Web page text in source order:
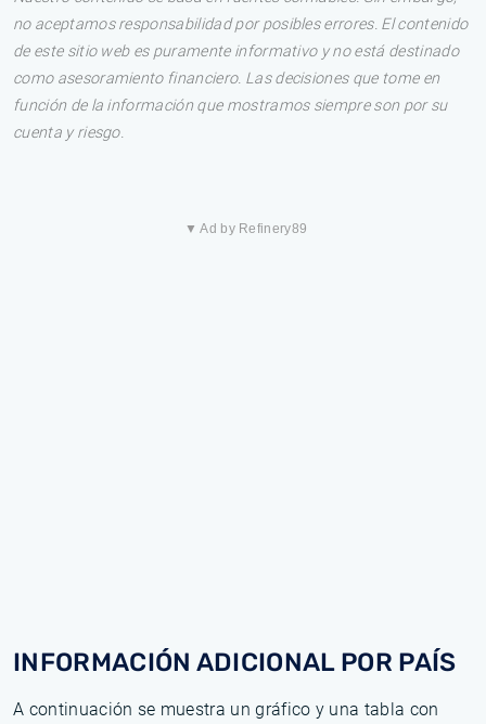
no aceptamos responsabilidad por posibles errores. El contenido
de este sitio web es puramente informativo y no está destinado
como asesoramiento financiero. Las decisiones que tome en
función de la información que mostramos siempre son por su
cuenta y riesgo.
▼ Ad by Refinery89
INFORMACIÓN ADICIONAL POR PAÍS
A continuación se muestra un gráfico y una tabla con